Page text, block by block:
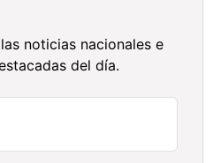
noticias nacionales e
del día.